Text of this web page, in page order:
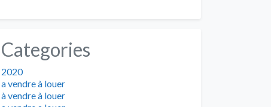
Categories
2020
a vendre à louer
à vendre à louer